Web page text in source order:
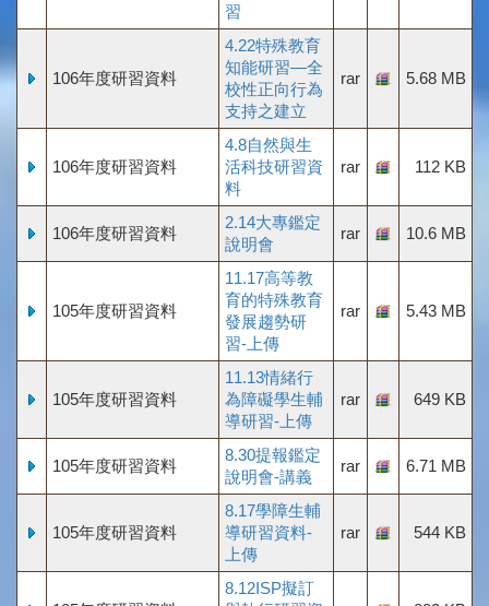
習
106年度研習資料
4.22特殊教育
知能研習—全
校性正向行為
支持之建立
rar 5.68 MB
106年度研習資料
4.8自然與生
活科技研習資
料
rar 112 KB
106年度研習資料
2.14大專鑑定
說明會
rar 10.6 MB
105年度研習資料
11.17高等教
育的特殊教育
發展趨勢研
習-上傳
rar 5.43 MB
105年度研習資料
11.13情緒行
為障礙學生輔
導研習-上傳
rar 649 KB
105年度研習資料
8.30提報鑑定
說明會-講義
rar 6.71 MB
105年度研習資料
8.17學障生輔
導研習資料-
上傳
rar 544 KB
8.12ISP擬訂